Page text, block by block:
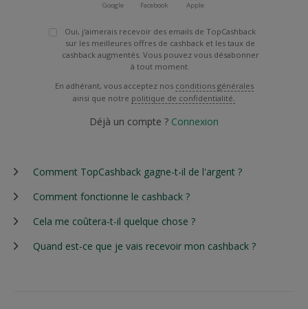
Google Facebook Apple
Oui, j'aimerais recevoir des emails de TopCashback
sur les meilleures offres de cashback et les taux de
cashback augmentés. Vous pouvez vous désabonner
à tout moment.
En adhérant, vous acceptez nos conditions générales
ainsi que notre politique de confidentialité.
Déjà un compte ? Connexion
Comment TopCashback gagne-t-il de l'argent ?
Comment fonctionne le cashback ?
Cela me coûtera-t-il quelque chose ?
Quand est-ce que je vais recevoir mon cashback ?